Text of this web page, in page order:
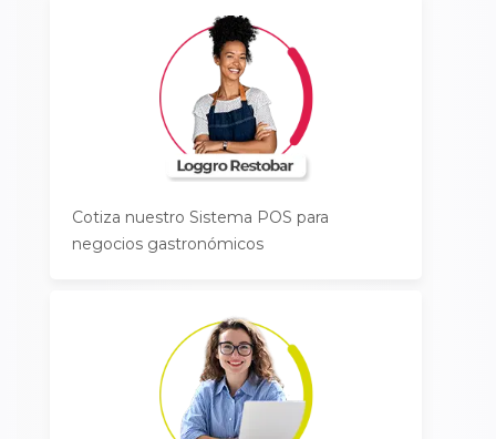
Cotiza nuestro Sistema POS para
negocios gastronómicos